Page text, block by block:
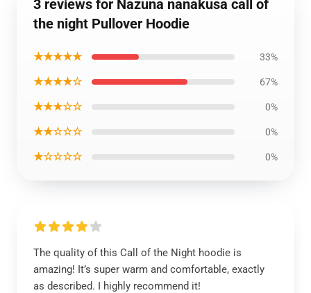
3 reviews for Nazuna nanakusa call of
the night Pullover Hoodie
★★★★★ 33%
★★★★☆ 67%
★★★☆☆ 0%
★★☆☆☆ 0%
★☆☆☆☆ 0%
The quality of this Call of the Night hoodie is
amazing! It’s super warm and comfortable, exactly
as described. I highly recommend it!